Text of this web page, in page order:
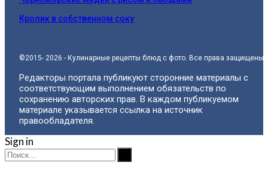
Кролик в собственном соку
©2015- 2026 - Кулинарные рецепты блюд с фото. Все права защищены.
Редакторы портала публикуют сторонние материалы с
соответствующим выполнением обязательств по
сохранению авторских прав. В каждом публикуемом
материале указывается ссылка на источник
правообладателя.
Sign in